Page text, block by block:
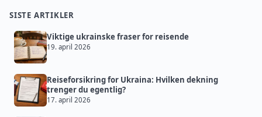
SISTE ARTIKLER
Viktige ukrainske fraser for reisende
19. april 2026
Reiseforsikring for Ukraina: Hvilken dekning
trenger du egentlig?
17. april 2026